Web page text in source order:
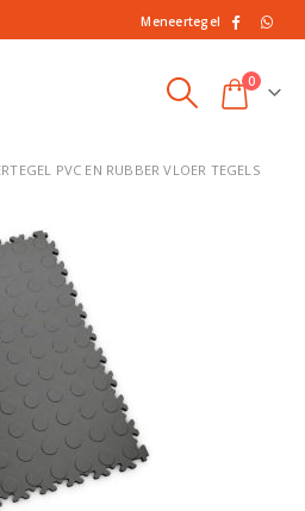
Meneertegel
0
PVC EN RUBBER VLOER TEGELS